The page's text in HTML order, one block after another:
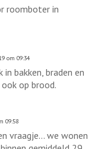
roomboter in
om 09:34
in bakken, braden en
op brood.
09:58
vraagje... we wonen